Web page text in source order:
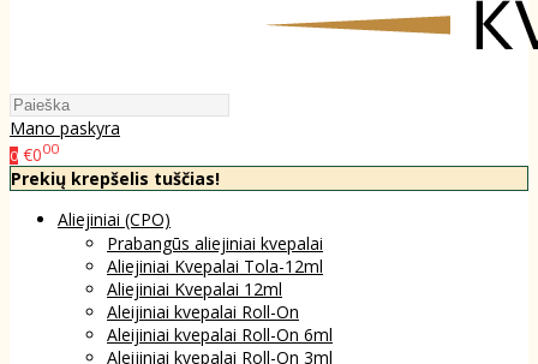
Mano paskyra
0 €000
Prekių krepšelis tuščias!
Aliejiniai (CPO)
Prabangūs aliejiniai kvepalai
Aliejiniai Kvepalai Tola-12ml
Aliejiniai Kvepalai 12ml
Aleijiniai kvepalai Roll-On
Aleijiniai kvepalai Roll-On 6ml
Aleijiniai kvepalai Roll-On 3ml